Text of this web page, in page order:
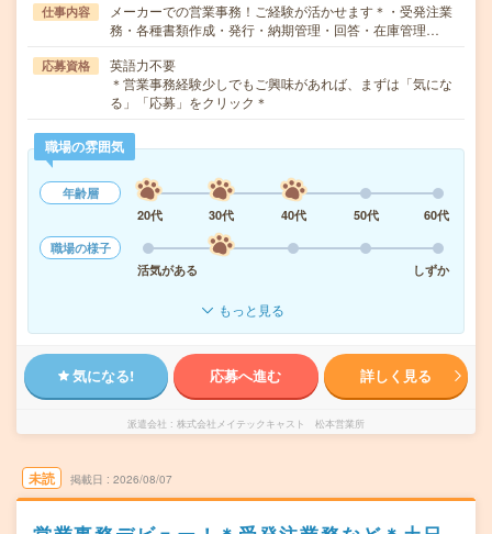
仕事内容
メーカーでの営業事務！ご経験が活かせます＊・受発注業
務・各種書類作成・発行・納期管理・回答・在庫管理…
応募資格
英語力不要
＊営業事務経験少しでもご興味があれば、まずは「気にな
る」「応募」をクリック＊
職場の雰囲気
年齢層
20代
30代 40代 50代
60代
職場の様子
活気がある
しずか
もっと見る
気になる! 応募へ進む 詳しく見る
派遣会社 株式会社メイテックキャスト 松本営業所
未読 掲載日 2026/08/07